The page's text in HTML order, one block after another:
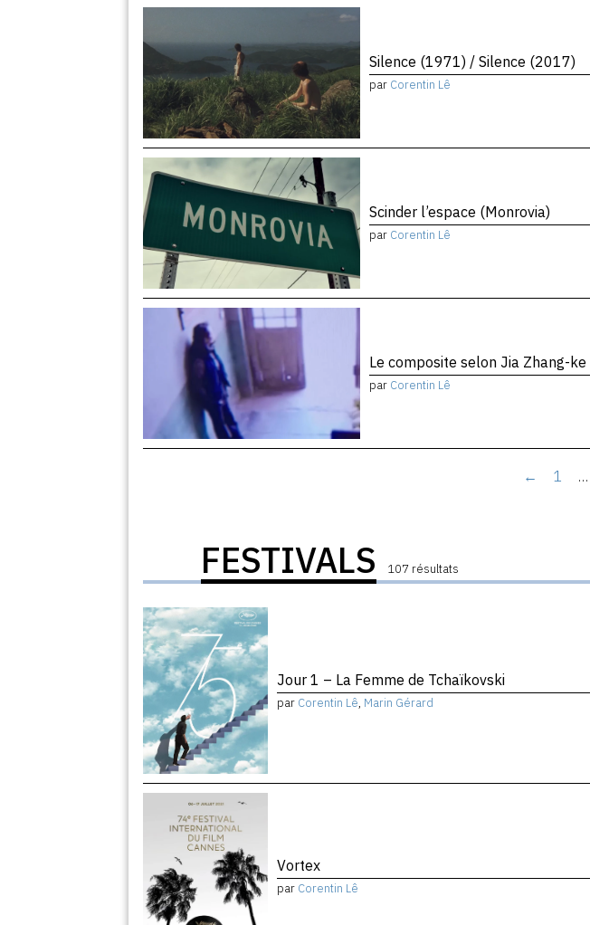
Silence (1971) / Silence (2017)
par Corentin Lê
Scinder l’espace (Monrovia)
par Corentin Lê
Le composite selon Jia Zhang-ke
par Corentin Lê
← 1 …
FESTIVALS 107 résultats
Jour 1 – La Femme de Tchaïkovski
par Corentin Lê, Marin Gérard
Vortex
par Corentin Lê